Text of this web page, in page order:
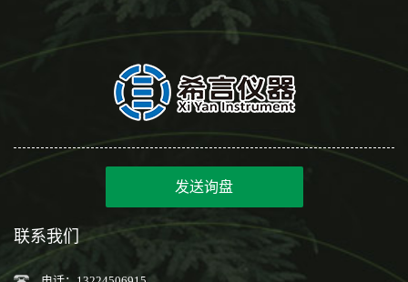
发送询盘
联系我们